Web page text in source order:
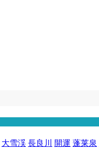
大雪渓 長良川 開運 蓬莱泉